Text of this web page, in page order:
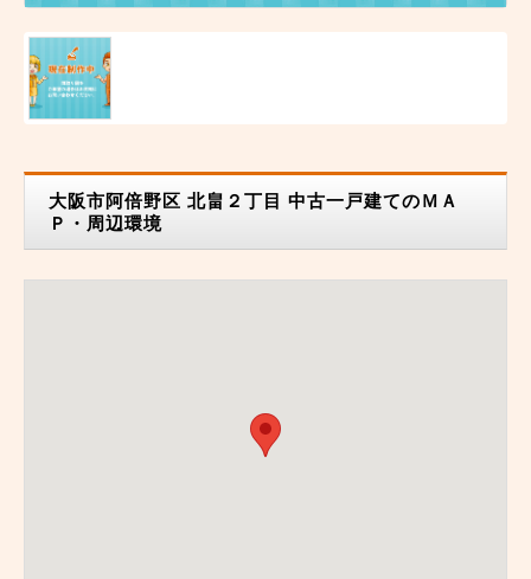
大阪市阿倍野区 北畠２丁目 中古一戸建てのＭＡ
Ｐ・周辺環境